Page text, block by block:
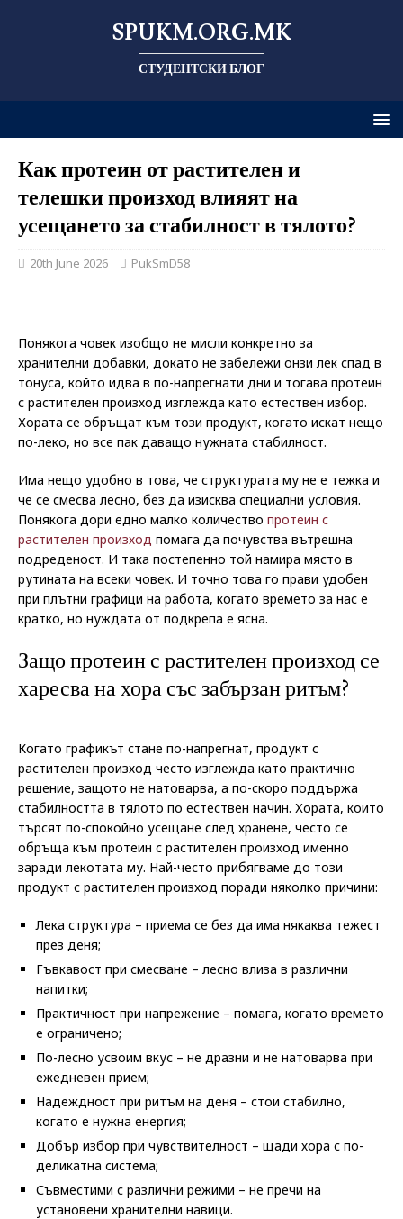
SPUKM.ORG.MK
СТУДЕНТСКИ БЛОГ
Как протеин от растителен и
телешки произход влияят на
усещането за стабилност в тялото?
20th June 2026 PukSmD58
Понякога човек изобщо не мисли конкретно за
хранителни добавки, докато не забележи онзи лек спад в
тонуса, който идва в по-напрегнати дни и тогава протеин
с растителен произход изглежда като естествен избор.
Хората се обръщат към този продукт, когато искат нещо
по-леко, но все пак даващо нужната стабилност.
Има нещо удобно в това, че структурата му не е тежка и
че се смесва лесно, без да изисква специални условия.
Понякога дори едно малко количество протеин с
растителен произход помага да почувства вътрешна
подреденост. И така постепенно той намира място в
рутината на всеки човек. И точно това го прави удобен
при плътни графици на работа, когато времето за нас е
кратко, но нуждата от подкрепа е ясна.
Защо протеин с растителен произход се
харесва на хора със забързан ритъм?
Когато графикът стане по-напрегнат, продукт с
растителен произход често изглежда като практично
решение, защото не натоварва, а по-скоро поддържа
стабилността в тялото по естествен начин. Хората, които
търсят по-спокойно усещане след хранене, често се
обръща към протеин с растителен произход именно
заради лекотата му. Най-често прибягваме до този
продукт с растителен произход поради няколко причини:
Лека структура – приема се без да има някаква тежест
през деня;
Гъвкавост при смесване – лесно влиза в различни
напитки;
Практичност при напрежение – помага, когато времето
е ограничено;
По-лесно усвоим вкус – не дразни и не натоварва при
ежедневен прием;
Надеждност при ритъм на деня – стои стабилно,
когато е нужна енергия;
Добър избор при чувствителност – щади хора с по-
деликатна система;
Съвместими с различни режими – не пречи на
установени хранителни навици.